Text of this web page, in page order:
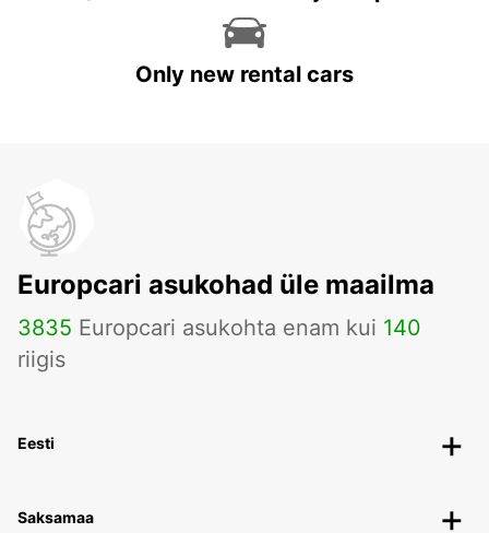
Only new rental cars
Europcari asukohad üle maailma
3835 Europcari asukohta enam kui 140
riigis
Eesti
Saksamaa